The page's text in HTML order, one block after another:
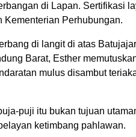
di Lapan. Sertifikasi
Kementerian Perhubungan.
di langit di atas
Barat, Esther
mulus disambut
puji itu bukan tujuan
ketimbang pahlawan.